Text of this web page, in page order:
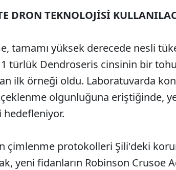
DRON TEKNOLOJİSİ
tamamı yüksek derecede nesli
türlük Dendroseris cinsinin bir
ilk örneği oldu. Laboratuvarda
olgunluğuna eriştiğinde,
çimlenme protokolleri Şili'deki
yeni fidanların Robinson Crusoe